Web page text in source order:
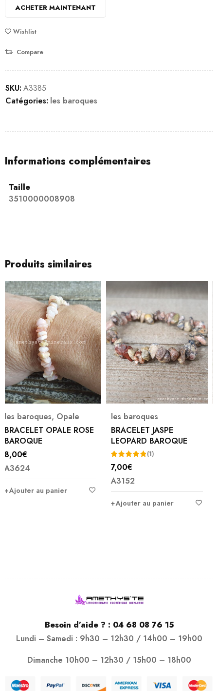
ACHETER MAINTENANT
Wishlist
Compare
SKU: A3385
Catégories: les baroques
Informations complémentaires
Taille
3510000008908
Produits similaires
les baroques
BRACELET JASPE
LEOPARD BAROQUE
Note5.00
sur 5
7,00€
A3152
les baroques
Péridot ou Olivine
BRACELET PERIDOT
BAROQUE
9,00
A2994
Ajouter au panier
Besoin d’aide ? : 04 68 08 76 15
Lundi – Samedi : 9h30 – 12h30 / 14h00 – 19h00
Dimanche 10h00 – 12h30 / 15h00 – 18h00